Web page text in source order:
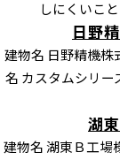
しにくいこ
日野
建物名 日野精機株
名 カスタムシリー
湖
建物名 湖東Ｂ工場